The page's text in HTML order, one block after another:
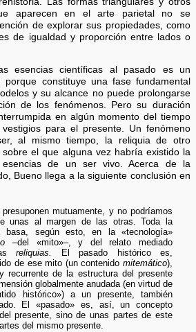
aparecen en el arte parietal no se
de explorar sus propiedades, como
de igualdad y proporción entre lados o
esencias científicas al pasado es un
porque constituye una fase fundamental
y su alcance no puede prolongarse
de los fenómenos. Pero su duración
en algún momento del tiempo
para el presente. Un fenómeno
al mismo tiempo, la reliquia de otro
el que alguna vez habría existido la
esencias de un ser vivo. Acerca de la
Bueno llega a la siguiente conclusión en
presuponen mutuamente, y no podríamos
unas al margen de las otras. Toda la
basa, según esto, en la «tecnología»
–del «mito»–, y del relato mediado
reliquias.
El pasado histórico es,
de ese mito (un contenidomitemático),
recurrente de la estructura del presente
globalmente anudada (en virtud de
histórico») a un presente, también
El «pasado» es, así, un concepto
presente, sino de unas partes de este
del mismo presente.